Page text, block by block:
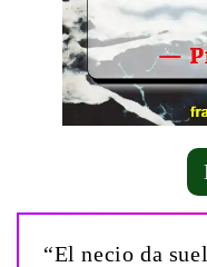
“El necio da